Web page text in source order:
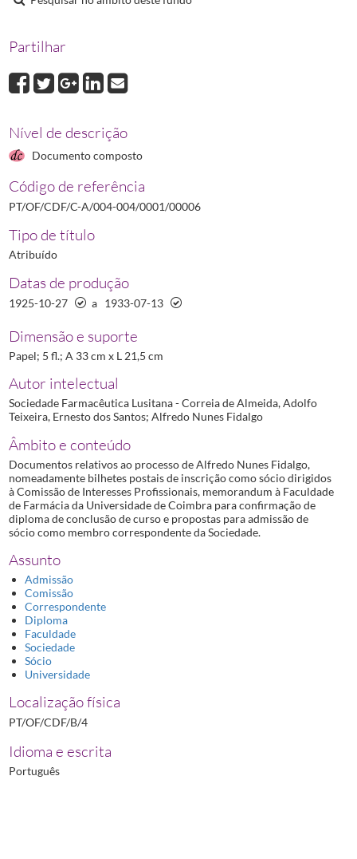
00011 Processo de António Fernandes Marques Ferro
(...)
Partilhar
Nível de descrição
Documento composto
Código de referência
PT/OF/CDF/C-A/004-004/0001/00006
Tipo de título
Atribuído
Datas de produção
1925-10-27 a 1933-07-13
Dimensão e suporte
Papel; 5 fl.; A 33 cm x L 21,5 cm
Autor intelectual
Sociedade Farmacêutica Lusitana - Correia de Almeida, Adolfo
Teixeira, Ernesto dos Santos; Alfredo Nunes Fidalgo
Âmbito e conteúdo
Documentos relativos ao processo de Alfredo Nunes Fidalgo,
nomeadamente bilhetes postais de inscrição como sócio dirigidos
à Comissão de Interesses Profissionais, memorandum à Faculdade
de Farmácia da Universidade de Coimbra para confirmação de
diploma de conclusão de curso e propostas para admissão de
sócio como membro correspondente da Sociedade.
Assunto
Admissão
Comissão
Correspondente
Diploma
Faculdade
Sociedade
Sócio
Universidade
Localização física
PT/OF/CDF/B/4
Idioma e escrita
Português